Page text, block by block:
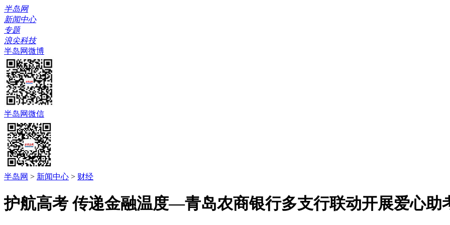
半岛网
新闻中心
专题
浪尖科技
半岛网微博
半岛网微信
半岛网 > 新闻中心 > 财经
护航高考 传递金融温度—青岛农商银行多支行联动开展爱心助